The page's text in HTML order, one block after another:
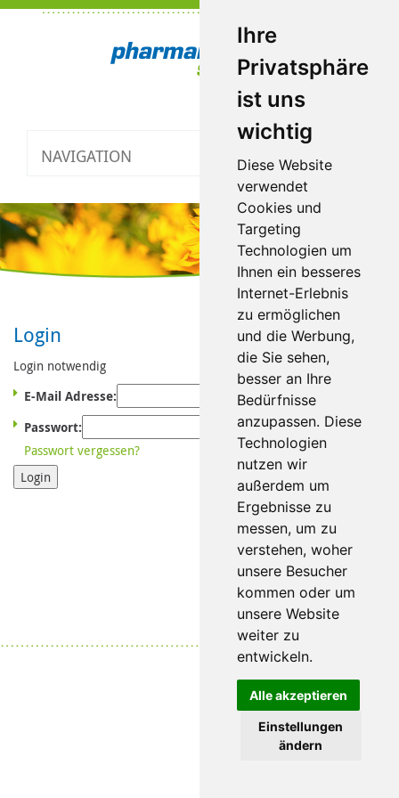
Ihre
Privatsphäre
ist uns
wichtig
Diese Website
verwendet
Cookies und
Targeting
Technologien um
Ihnen ein besseres
Internet-Erlebnis
zu ermöglichen
und die Werbung,
die Sie sehen,
besser an Ihre
Bedürfnisse
anzupassen. Diese
Technologien
nutzen wir
außerdem um
Ergebnisse zu
messen, um zu
verstehen, woher
unsere Besucher
kommen oder um
unsere Website
weiter zu
entwickeln.
Alle akzeptieren
Einstellungen
ändern
NAVIGATION
Login
Login notwendig
E-Mail Adresse:
Passwort:
Passwort vergessen?
Login
Datenschutz|